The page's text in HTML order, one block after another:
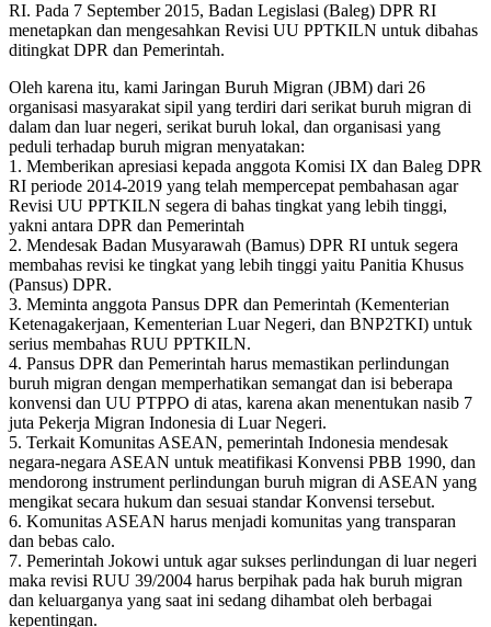
RI. Pada 7 September 2015, Badan Legislasi (Baleg) DPR RI
menetapkan dan mengesahkan Revisi UU PPTKILN untuk dibahas
ditingkat DPR dan Pemerintah.
Oleh karena itu, kami Jaringan Buruh Migran (JBM) dari 26
organisasi masyarakat sipil yang terdiri dari serikat buruh migran di
dalam dan luar negeri, serikat buruh lokal, dan organisasi yang
peduli terhadap buruh migran menyatakan:
1. Memberikan apresiasi kepada anggota Komisi IX dan Baleg DPR
RI periode 2014-2019 yang telah mempercepat pembahasan agar
Revisi UU PPTKILN segera di bahas tingkat yang lebih tinggi,
yakni antara DPR dan Pemerintah
2. Mendesak Badan Musyarawah (Bamus) DPR RI untuk segera
membahas revisi ke tingkat yang lebih tinggi yaitu Panitia Khusus
(Pansus) DPR.
3. Meminta anggota Pansus DPR dan Pemerintah (Kementerian
Ketenagakerjaan, Kementerian Luar Negeri, dan BNP2TKI) untuk
serius membahas RUU PPTKILN.
4. Pansus DPR dan Pemerintah harus memastikan perlindungan
buruh migran dengan memperhatikan semangat dan isi beberapa
konvensi dan UU PTPPO di atas, karena akan menentukan nasib 7
juta Pekerja Migran Indonesia di Luar Negeri.
5. Terkait Komunitas ASEAN, pemerintah Indonesia mendesak
negara-negara ASEAN untuk meatifikasi Konvensi PBB 1990, dan
mendorong instrument perlindungan buruh migran di ASEAN yang
mengikat secara hukum dan sesuai standar Konvensi tersebut.
6. Komunitas ASEAN harus menjadi komunitas yang transparan
dan bebas calo.
7. Pemerintah Jokowi untuk agar sukses perlindungan di luar negeri
maka revisi RUU 39/2004 harus berpihak pada hak buruh migran
dan keluarganya yang saat ini sedang dihambat oleh berbagai
kepentingan.